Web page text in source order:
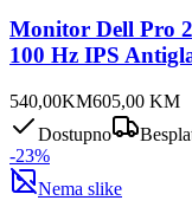
Monitor Dell Pro
100 Hz IPS
540,00KM605,00 KM
Dostupno
-23%
Nema slike